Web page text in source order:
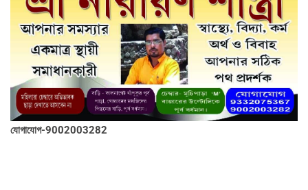
যোগাযোগ-9002003282